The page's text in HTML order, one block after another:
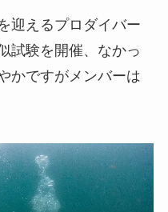
迎えるプロダイバー
試験を開催、なかっ
かですがメンバーは